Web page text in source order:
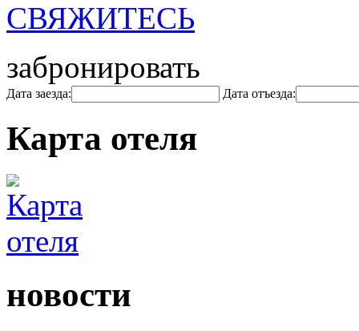
СВЯЖИТЕСЬ
забронировать
Дата заезда: Дата отъезда:
Карта отеля
новости